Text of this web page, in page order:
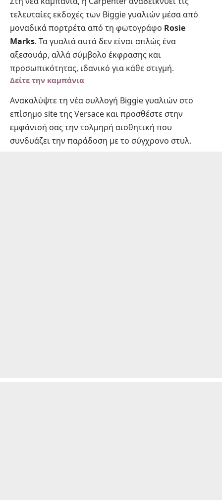
τελευταίες εκδοχές των Biggie γυαλιών μέσα από
μοναδικά πορτρέτα από τη φωτογράφο Rosie
Marks. Τα γυαλιά αυτά δεν είναι απλώς ένα
αξεσουάρ, αλλά σύμβολο έκφρασης και
προσωπικότητας, ιδανικό για κάθε στιγμή.
Δείτε την καμπάνια
Ανακαλύψτε τη νέα συλλογή Biggie γυαλιών στο
επίσημο site της Versace και προσθέστε στην
εμφάνισή σας την τολμηρή αισθητική που
συνδυάζει την παράδοση με το σύγχρονο στυλ.